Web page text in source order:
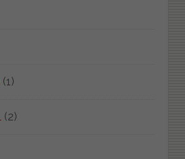
(1)
(2)